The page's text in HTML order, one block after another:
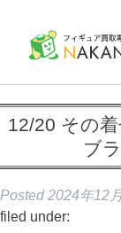
12/20 その
ブ
Posted 2024年12
filed under: